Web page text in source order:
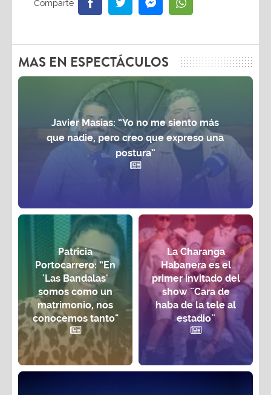
MAS EN ESPECTÁCULOS
Javier Masías: “Yo no me siento más
que nadie, pero creo que expreso una
postura”
Patricia
Portocarrero: “En
'Las Bandalas'
somos como un
matrimonio, nos
conocemos tanto"
La Charanga
Habanera es el
primer invitado del
show ¨Cara de
haba de la tele al
estadio¨